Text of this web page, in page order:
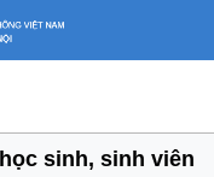
sinh, sinh viên